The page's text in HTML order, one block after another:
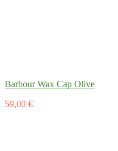
Barbour Wax Cap Olive
59,00 €